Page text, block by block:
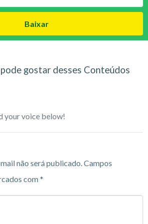
Baixar
gostar desses Conteúdos
your voice below!
não será publicado.Campos
com*